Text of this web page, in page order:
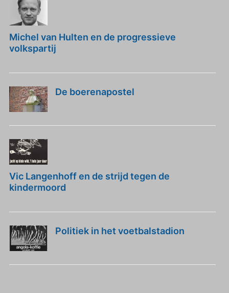
Michel van Hulten en de progressieve
volkspartij
De boerenapostel
Vic Langenhoff en de strijd tegen de
kindermoord
Politiek in het voetbalstadion